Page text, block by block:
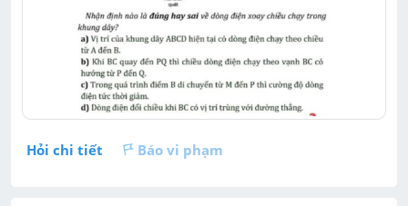
Hỏi chi tiết Báo vi phạm